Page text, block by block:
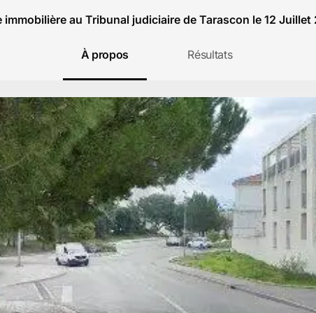
immobilière au Tribunal judiciaire de Tarascon le 12 Juillet
À propos Résultats